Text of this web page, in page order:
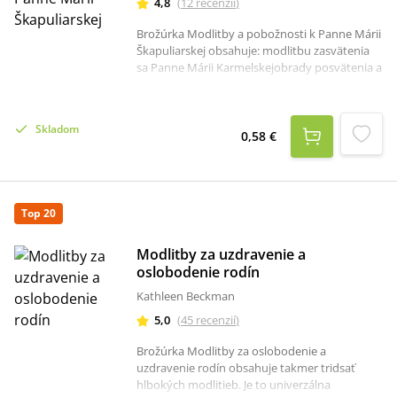
deťom vieru a život v pravde.
Brožúrka Modlitby a pobožnosti k Panne Márii
Škapuliarskej obsahuje: modlitbu zasvätenia
sa Panne Márii Karmelskejobrady posvätenia a
Škapuliarskejmalé hodinky o nepoškvrnenom
počatí Panny MárieV závere brožúrky je
priestor na zapísanie dátumu prijatia
Skladom 0,58 €
Top 20
Modlitby za uzdravenie a
oslobodenie rodín
Kathleen Beckman
5,0 (45 recenzií)
Brožúrka Modlitby za oslobodenie a
uzdravenie rodín obsahuje takmer tridsať
hlbokých modlitieb. Je to univerzálna